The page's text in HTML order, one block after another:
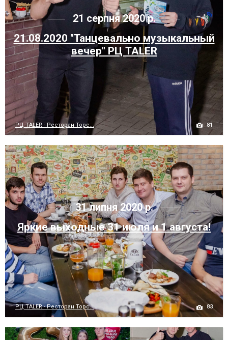
21 серпня 2020 р.
21.08.2020 "Танцевально музыкальный
вечер" РЦ TALER
РЦ TALER - Ресторан Торс... 81
31 липня 2020 р.
Яркие выходные 31 июля и 1 августа!
РЦ TALER - Ресторан Торс... 83